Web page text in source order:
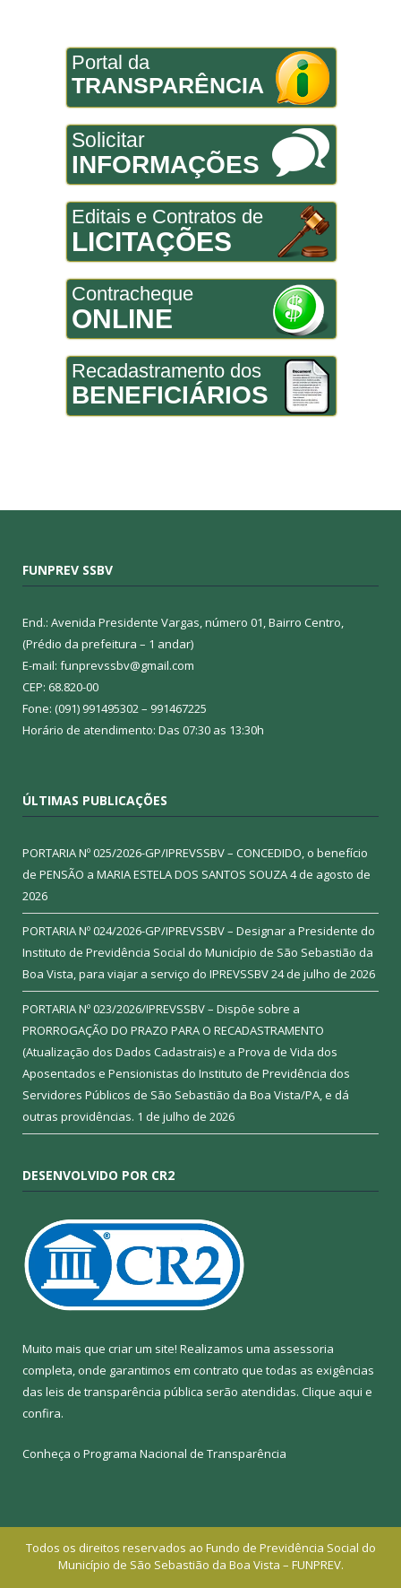
Portal da
TRANSPARÊNCIA
Solicitar
INFORMAÇÕES
Editais e Contratos de
LICITAÇÕES
Contracheque
ONLINE
Recadastramento dos
BENEFICIÁRIOS
FUNPREV SSBV
End.: Avenida Presidente Vargas, número 01, Bairro Centro,
(Prédio da prefeitura – 1 andar)
E-mail: funprevssbv@gmail.com
CEP: 68.820-00
Fone: (091) 991495302 – 991467225
Horário de atendimento: Das 07:30 as 13:30h
ÚLTIMAS PUBLICAÇÕES
PORTARIA Nº 025/2026-GP/IPREVSSBV – CONCEDIDO, o benefício
de PENSÃO a MARIA ESTELA DOS SANTOS SOUZA4 de agosto de
2026
PORTARIA Nº 024/2026-GP/IPREVSSBV – Designar a Presidente do
Instituto de Previdência Social do Município de São Sebastião da
Boa Vista, para viajar a serviço do IPREVSSBV24 de julho de 2026
PORTARIA Nº 023/2026/IPREVSSBV – Dispõe sobre a
PRORROGAÇÃO DO PRAZO PARA O RECADASTRAMENTO
(Atualização dos Dados Cadastrais) e a Prova de Vida dos
Aposentados e Pensionistas do Instituto de Previdência dos
Servidores Públicos de São Sebastião da Boa Vista/PA, e dá
outras providências. 1 de julho de 2026
DESENVOLVIDO POR CR2
Muito mais que criar um site! Realizamos uma assessoria
completa, onde garantimos em contrato que todas as exigências
das leis de transparência pública serão atendidas. Clique aqui e
confira.
Conheça o Programa Nacional de Transparência
Todos os direitos reservados ao Fundo de Previdência Social do
Município de São Sebastião da Boa Vista – FUNPREV.